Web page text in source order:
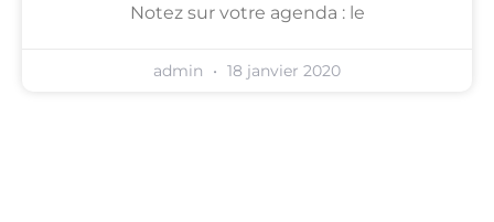
Notez sur votre agenda : le
admin 18 janvier 2020